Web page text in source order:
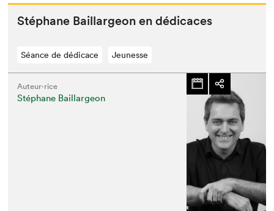
Stéphane Bail­largeon en dédicaces
Séance de dédicace Jeunesse
Auteur·rice
Stéphane Baillargeon